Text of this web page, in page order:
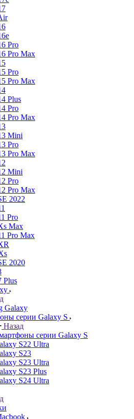
Pro
Pro Max
Pro
Pro Max
Plus
Pro
Pro Max
Mini
Pro
Pro Max
Mini
Pro
Pro Max
2022
Pro
Max
Pro Max
2020
Plus
Galaxy
серии Galaxy S
Назад
серии Galaxy S
S22 Ultra
S23
S23 Ultra
S23 Plus
S24 Ultra